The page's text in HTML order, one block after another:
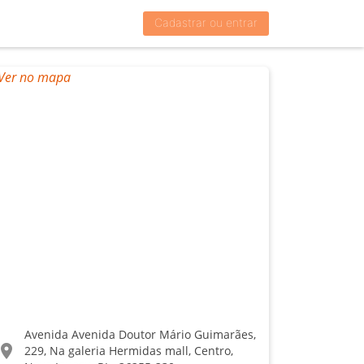
Cadastrar ou entrar
location_on
Avenida Avenida Doutor Mário Guimarães,
229, Na galeria Hermidas mall, Centro,